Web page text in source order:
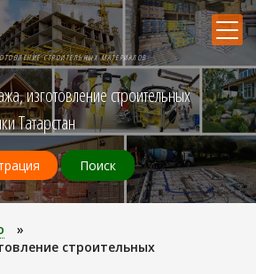
СТРОИТЕЛЬНЫХ МАТЕРИАЛОВ
изготовление строительных
Татарстан
Поиск
»
строительных